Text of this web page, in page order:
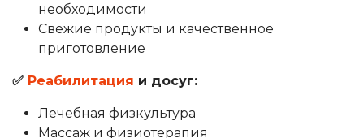
необходимости
Свежие продукты и качественное
приготовление
✅ Реабилитация и досуг:
Лечебная физкультура
Массаж и физиотерапия